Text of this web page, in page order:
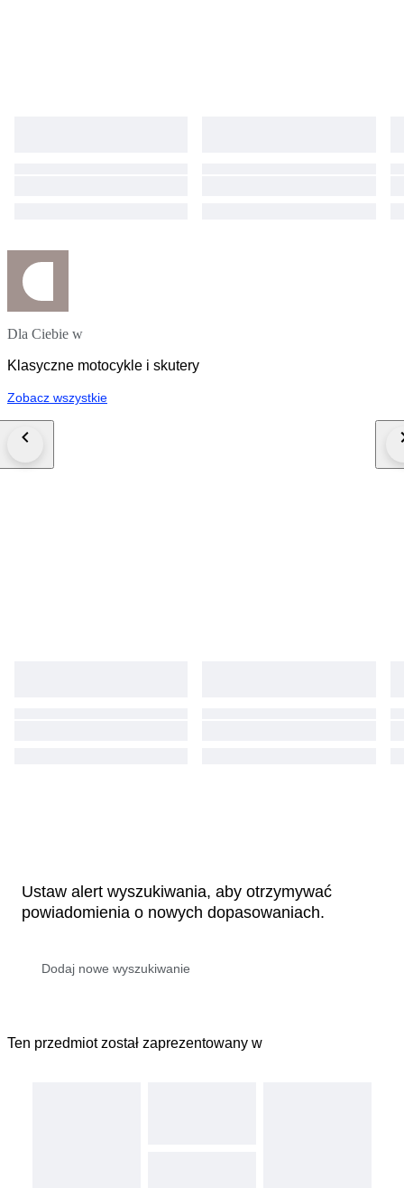
Dla Ciebie w
Klasyczne motocykle i skutery
Zobacz wszystkie
Ustaw alert wyszukiwania, aby otrzymywać
powiadomienia o nowych dopasowaniach.
Ten przedmiot został zaprezentowany w